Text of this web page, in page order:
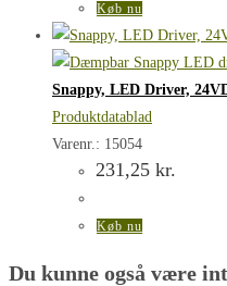
Køb nu
Snappy, LED Driver,
Produktdatablad
Varenr.: 15054
231,25 kr.
Køb nu
Du kunne også være